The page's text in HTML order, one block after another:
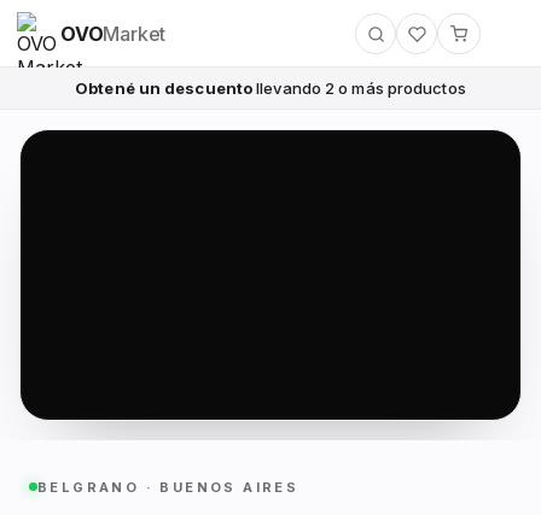
OVOMarket
Obtené un descuentollevando 2 o más productos
BELGRANO · BUENOS AIRES